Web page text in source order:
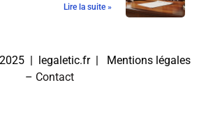
Lire la suite »
| legaletic.fr | Mentions légales
– Contact